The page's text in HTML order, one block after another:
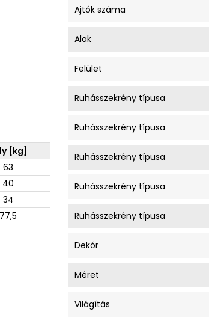
[kg]
63
40
34
77,5
Ajtók száma
Alak
Felület
Ruhásszekrény típusa
Ruhásszekrény típusa
Ruhásszekrény típusa
Ruhásszekrény típusa
Ruhásszekrény típusa
Dekór
Méret
Világítás